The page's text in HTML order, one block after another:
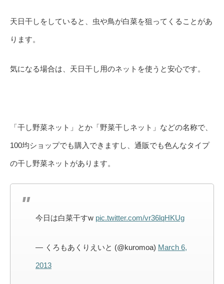
天日干しをしていると、虫や鳥が白菜を狙ってくることがあ
ります。
気になる場合は、天日干し用のネットを使うと安心です。
「干し野菜ネット」とか「野菜干しネット」などの名称で、
100均ショップでも購入できますし、通販でも色んなタイプ
の干し野菜ネットがあります。
今日は白菜干すw pic.twitter.com/vr36lqHKUg
— くろもあくりえいと (@kuromoa) March 6,
2013